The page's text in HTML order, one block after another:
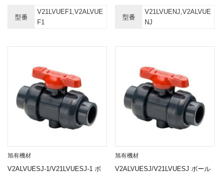
型番
V21LVUEF1,V2ALVUE
F1
型番
V21LVUENJ,V2ALVUE
NJ
旭有機材
V2ALVUESJ-1/V21LVUESJ-1 ボ
旭有機材
V2ALVUESJ/V21LVUESJ ボール